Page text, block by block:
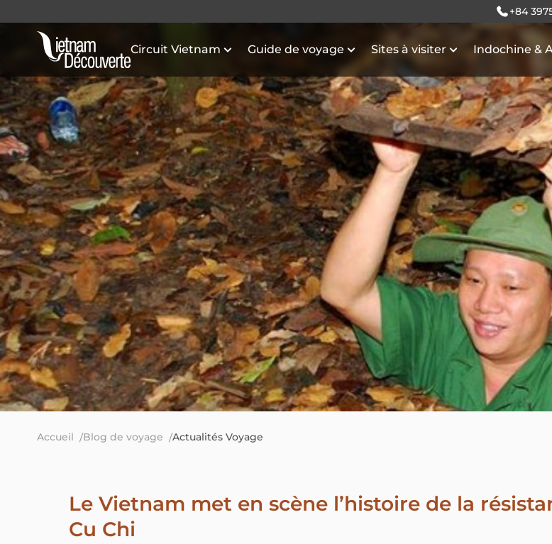
+84
Circuit Vietnam Guide de voyage Sites à visiter Indochine &
Accueil Blog de voyage Actualités Voyage
Le Vietnam met en scène l’histoire de la
Cu Chi